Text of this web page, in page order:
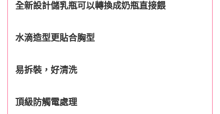
全新設計儲乳瓶可以轉換成奶瓶直接餵
水滴造型更貼合胸型
易拆裝，好清洗
頂級防觸電處理